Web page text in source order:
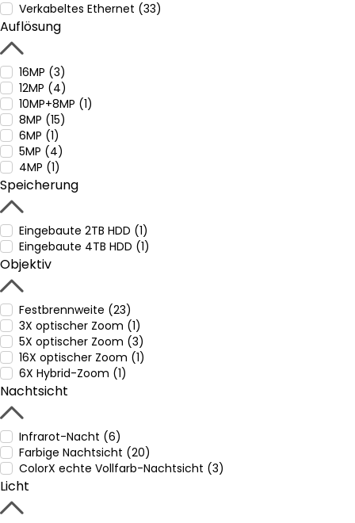
Verkabeltes Ethernet (33)
Auflösung
16MP (3)
12MP (4)
10MP+8MP (1)
8MP (15)
6MP (1)
5MP (4)
4MP (1)
Speicherung
Eingebaute 2TB HDD (1)
Eingebaute 4TB HDD (1)
Objektiv
Festbrennweite (23)
3X optischer Zoom (1)
5X optischer Zoom (3)
16X optischer Zoom (1)
6X Hybrid-Zoom (1)
Nachtsicht
Infrarot-Nacht (6)
Farbige Nachtsicht (20)
ColorX echte Vollfarb-Nachtsicht (3)
Licht